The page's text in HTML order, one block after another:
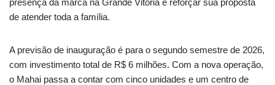
de atender toda a família.
A previsão de inauguração é para o segundo semestre de 2026,
com investimento total de R$ 6 milhões. Com a nova operação,
o Mahai passa a contar com cinco unidades e um centro de